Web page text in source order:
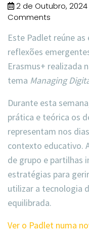
2 de Outubro, 2024
Comments
Este Padlet reúne
reflexões
Erasmus+ realizada
tema Managing
Durante esta
prática e teórica os
representam nos
contexto educativo.
de grupo e partilhas
estratégias para
utilizar a tecnologia
equilibrada.
Ver o Padlet numa